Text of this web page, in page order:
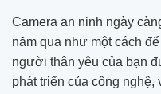
Camera an ninh ngày
năm qua như một cách
người thân yêu của bạn
phát triển của công nghệ,